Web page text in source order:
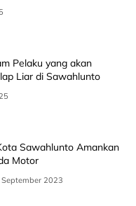
Pelaku yang akan
Liar di Sawahlunto
Sawahlunto Amankan
Motor
September 2023